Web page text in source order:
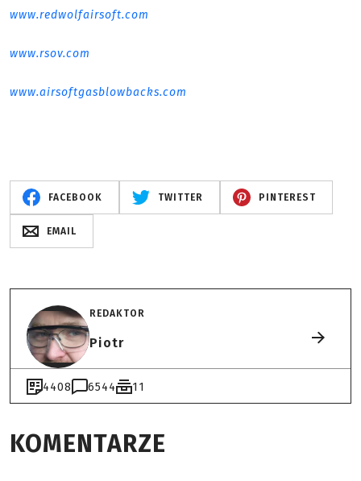
www.redwolfairsoft.com
www.rsov.com
www.airsoftgasblowbacks.com
FACEBOOK TWITTER PINTEREST
EMAIL
REDAKTOR
Piotr
4408 6544 11
KOMENTARZE